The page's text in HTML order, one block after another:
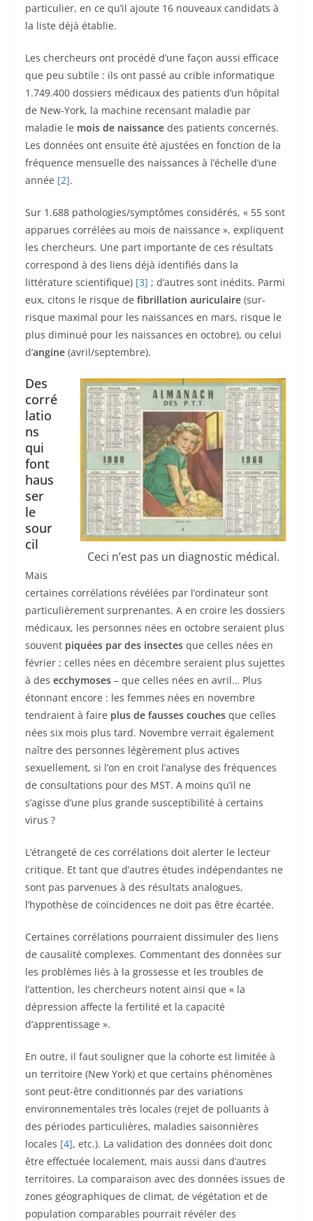
particulier, en ce qu’il ajoute 16 nouveaux candidats à
la liste déjà établie.
Les chercheurs ont procédé d’une façon aussi efficace
que peu subtile : ils ont passé au crible informatique
1.749.400 dossiers médicaux des patients d’un hôpital
de New-York, la machine recensant maladie par
maladie le mois de naissance des patients concernés.
Les données ont ensuite été ajustées en fonction de la
fréquence mensuelle des naissances à l’échelle d’une
année [2].
Sur 1.688 pathologies/symptômes considérés, « 55 sont
apparues corrélées au mois de naissance », expliquent
les chercheurs. Une part importante de ces résultats
correspond à des liens déjà identifiés dans la
littérature scientifique) [3] ; d’autres sont inédits. Parmi
eux, citons le risque de fibrillation auriculaire (sur-
risque maximal pour les naissances en mars, risque le
plus diminué pour les naissances en octobre), ou celui
d’angine (avril/septembre).
Ceci n’est pas un diagnostic médical.
Des
corré
latio
ns
qui
font
haus
ser
le
sour
cil
Mais
certaines corrélations révélées par l’ordinateur sont
particulièrement surprenantes. A en croire les dossiers
médicaux, les personnes nées en octobre seraient plus
souvent piquées par des insectes que celles nées en
février ; celles nées en décembre seraient plus sujettes
à des ecchymoses – que celles nées en avril… Plus
étonnant encore : les femmes nées en novembre
tendraient à faire plus de fausses couches que celles
nées six mois plus tard. Novembre verrait également
naître des personnes légèrement plus actives
sexuellement, si l’on en croit l’analyse des fréquences
de consultations pour des MST. A moins qu’il ne
s’agisse d’une plus grande susceptibilité à certains
virus ?
L’étrangeté de ces corrélations doit alerter le lecteur
critique. Et tant que d’autres études indépendantes ne
sont pas parvenues à des résultats analogues,
l’hypothèse de coïncidences ne doit pas être écartée.
Certaines corrélations pourraient dissimuler des liens
de causalité complexes. Commentant des données sur
les problèmes liés à la grossesse et les troubles de
l’attention, les chercheurs notent ainsi que « la
dépression affecte la fertilité et la capacité
d’apprentissage ».
En outre, il faut souligner que la cohorte est limitée à
un territoire (New York) et que certains phénomènes
sont peut-être conditionnés par des variations
environnementales très locales (rejet de polluants à
des périodes particulières, maladies saisonnières
locales [4], etc.). La validation des données doit donc
être effectuée localement, mais aussi dans d’autres
territoires. La comparaison avec des données issues de
zones géographiques de climat, de végétation et de
population comparables pourrait révéler des